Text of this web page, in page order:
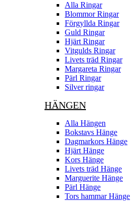
Alla Ringar
Blommor Ringar
Förgyllda Ringar
Guld Ringar
Hjärt Ringar
Vitgulds Ringar
Livets träd Ringar
Margareta Ringar
Pärl Ringar
Silver ringar
HÄNGEN
Alla Hängen
Bokstavs Hänge
Dagmarkors Hänge
Hjärt Hänge
Kors Hänge
Livets träd Hänge
Marguerite Hänge
Pärl Hänge
Tors hammar Hänge